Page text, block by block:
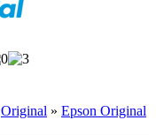
Original » Epson Original